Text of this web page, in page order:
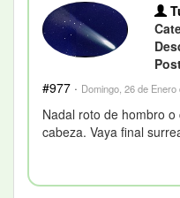
#977 · Domingo, 26 de
Nadal roto de hombro
cabeza. Vaya final